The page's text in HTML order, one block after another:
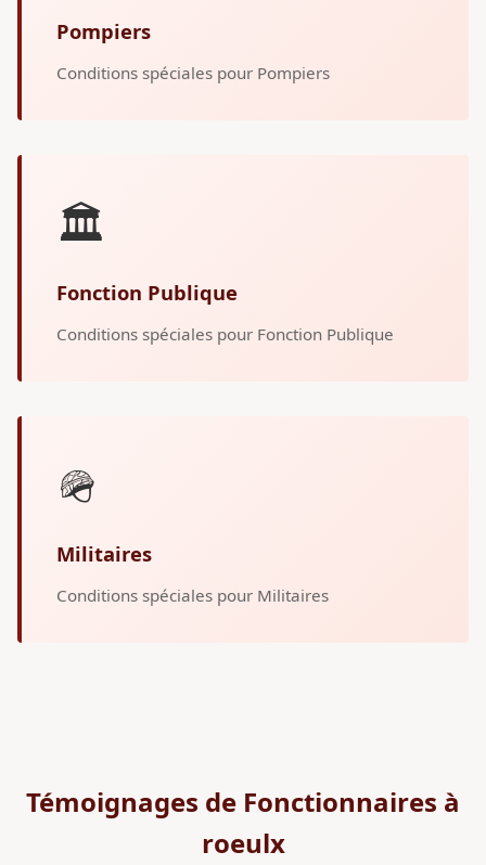
Pompiers
Conditions spéciales pour Pompiers
🏛️
Fonction Publique
Conditions spéciales pour Fonction Publique
🪖
Militaires
Conditions spéciales pour Militaires
Témoignages de Fonctionnaires à
roeulx